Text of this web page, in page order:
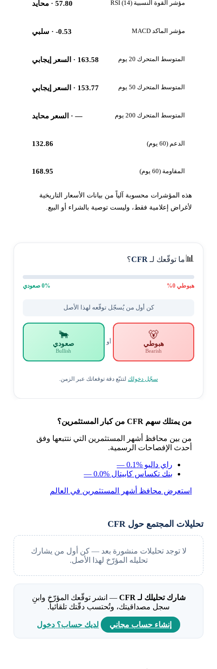
مؤشر القوة النسبية RSI (14) 57.80· محايد
مؤشر الماكد MACD -0.53· سلبي
المتوسط المتحرك 20 يوم 163.58· السعر إيجابي
المتوسط المتحرك 50 يوم 153.77· السعر إيجابي
المتوسط المتحرك 200 يوم —· السعر محايد
الدعم (60 يوم) 132.86
المقاومة (60 يوم) 168.95
هذه المؤشرات محسوبة آلياً من بيانات الأسعار التاريخية
لأغراض إعلامية فقط، وليست توصية بالشراء أو البيع.
📊ما توقّعك لـCFR؟
هبوطي0
%
0% صعودي
كن أول من يُسجّل توقّعه لهذا الأصل
🐻
هبوطي
Bearish
أو
🐂
صعودي
Bullish
سجّل دخولكلتتبّع دقة توقعاتك عبر الزمن.
من يمتلك سهم CFR من كبار المستثمرين؟
من بين محافظ أشهر المستثمرين التي نتتبعها وفق
أحدث الإفصاحات الرسمية.
راي داليو — 0.1%
بنك تكساس كابيتال — 0.0%
استعرض محافظ أشهر المستثمرين في العالم
تحليلات المجتمع حول CFR
لا توجد تحليلات منشورة بعد — كن أول من يشارك
تحليله المؤرّخ لهذا الأصل.
شارك تحليلك لـ CFR
— انشر توقّعك المؤرّخ وابنِ
سجل مصداقيتك، وتُحتسب دقّتك تلقائياً.
إنشاء حساب مجاني لديك حساب؟ دخول